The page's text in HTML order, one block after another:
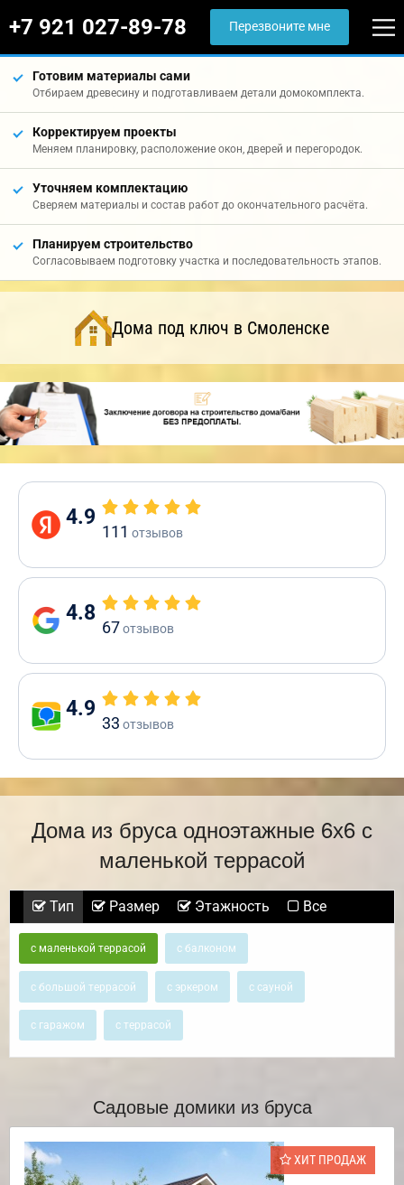
+7 921 027-89-78 Перезвоните мне
Готовим материалы сами
Отбираем древесину и подготавливаем детали домокомплекта.
Корректируем проекты
Меняем планировку, расположение окон, дверей и перегородок.
Уточняем комплектацию
Сверяем материалы и состав работ до окончательного расчёта.
Планируем строительство
Согласовываем подготовку участка и последовательность этапов.
Дома под ключ в Смоленске
4.9
111 отзывов
4.8
67отзывов
4.9
33 отзывов
Дома из бруса одноэтажные 6х6 с
маленькой террасой
Тип Размер Этажность Все
с маленькой террасой с балконом
с большой террасой с эркером с сауной
с гаражом с террасой
Садовые домики из бруса
ХИТ ПРОДАЖ